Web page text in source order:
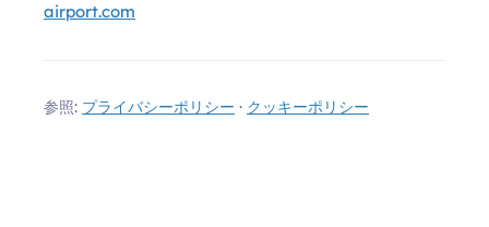
airport.com
参照: プライバシーポリシー · クッキーポリシー